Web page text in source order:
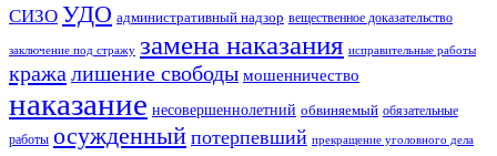
СИЗО УДО административный надзор вещественное доказательство
заключение под стражу замена наказания исправительные работы
кража лишение свободы мошенничество
наказание несовершеннолетний обвиняемый обязательные
работы осужденный потерпевший прекращение уголовного дела